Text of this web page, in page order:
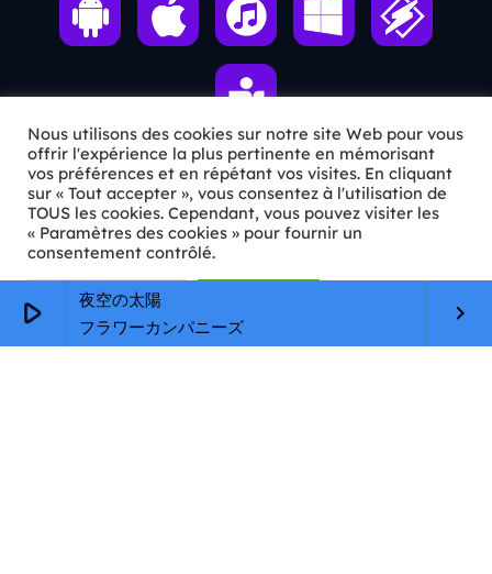
play_arrow
夜空の太陽
フラワーカンパニーズ
keyboard_arrow_right
ℹ️ INFOS PRATIQUES
✉️Contact
🦊Qui sommes-nous ?
📄
Mentions légales
Nous utilisons des cookies sur notre site Web pour vous
offrir l'expérience la plus pertinente en mémorisant
vos préférences et en répétant vos visites. En cliquant
sur « Tout accepter », vous consentez à l'utilisation de
TOUS les cookies. Cependant, vous pouvez visiter les
« Paramètres des cookies » pour fournir un
consentement contrôlé.
Paramètres Cookie